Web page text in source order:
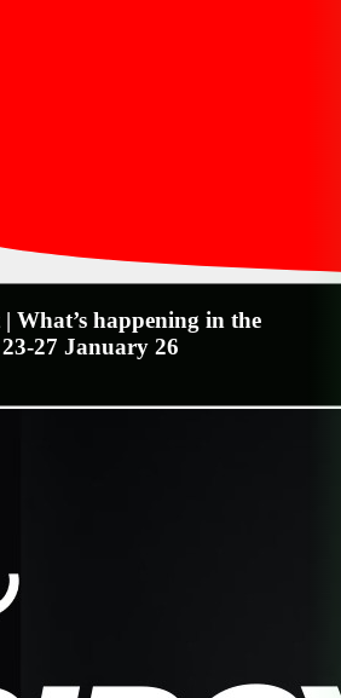
What’s happening in the
27 January 26